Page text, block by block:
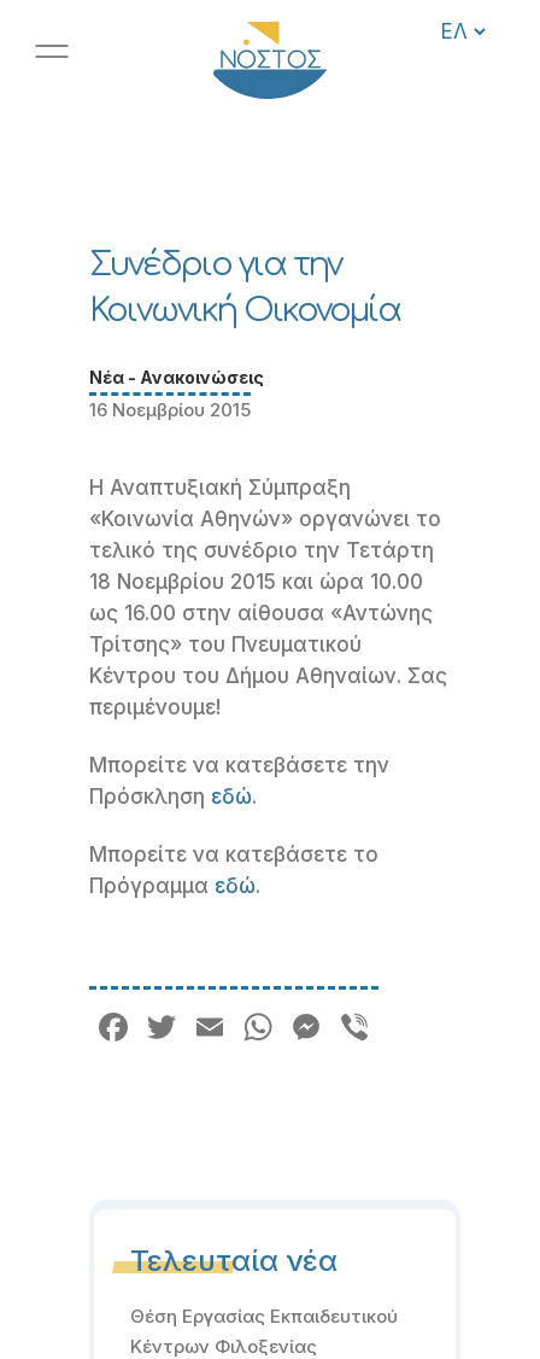
Συνέδριο για την
Κοινωνική Οικονομία
Νέα - Ανακοινώσεις
16 Νοεμβρίου 2015
Η Αναπτυξιακή Σύμπραξη
«Κοινωνία Αθηνών» οργανώνει το
τελικό της συνέδριο την Τετάρτη
18 Νοεμβρίου 2015 και ώρα 10.00
ως 16.00 στην αίθουσα «Αντώνης
Τρίτσης» του Πνευματικού
Κέντρου του Δήμου Αθηναίων. Σας
περιμένουμε!
Μπορείτε να κατεβάσετε την
Πρόσκληση εδώ.
Μπορείτε να κατεβάσετε το
Πρόγραμμα εδώ.
Facebook
Twitter
EmailWhatsApp
Messenger
Τελευταία νέα
Θέση Εργασίας Εκπαιδευτικού
Κέντρων Φιλοξενίας